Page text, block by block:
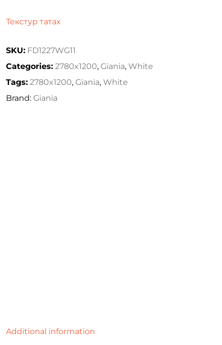
Текстур татах
SKU: FD1227WG11
Categories: 2780x1200, Giania, White
Tags: 2780x1200, Giania, White
Brand: Giania
Additional information